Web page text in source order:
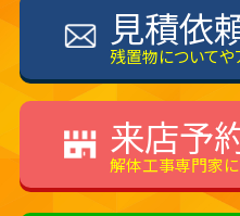
見積依
残置物についてや
来店予
解体工事専門家